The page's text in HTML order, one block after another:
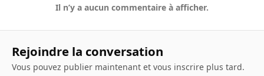
Il n’y a aucun commentaire à afficher.
Rejoindre la conversation
Vous pouvez publier maintenant et vous inscrire plus tard.